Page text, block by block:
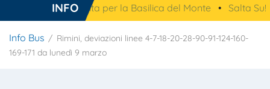
INFO
navetta gratuita per la Basilica del Monte • Salta Su! •
Info Bus
Rimini, deviazioni linee 4-7-18-20-28-90-91-124-160-
169-171 da lunedì 9 marzo